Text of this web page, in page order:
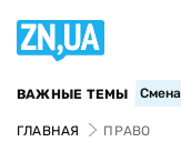
ВАЖНЫЕ ТЕМЫ
ГЛАВНАЯ ПРАВО